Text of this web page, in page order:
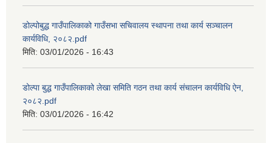
डोल्पोबुद्ध गाउँपालिकाको गाउँसभा सचिवालय स्थापना तथा कार्य सञ्चालन
कार्यविधि, २०८२.pdf
मिति: 03/01/2026 - 16:43
डोल्पा बुद्ध गाउँपालिकाको लेखा समिति गठन तथा कार्य संचालन कार्यविधि ऐन,
२०८२.pdf
मिति: 03/01/2026 - 16:42